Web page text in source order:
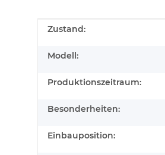
Produkteigenschaft
Wert
Zustand:
Modell:
Produktionszeitraum:
Besonderheiten:
Einbauposition: